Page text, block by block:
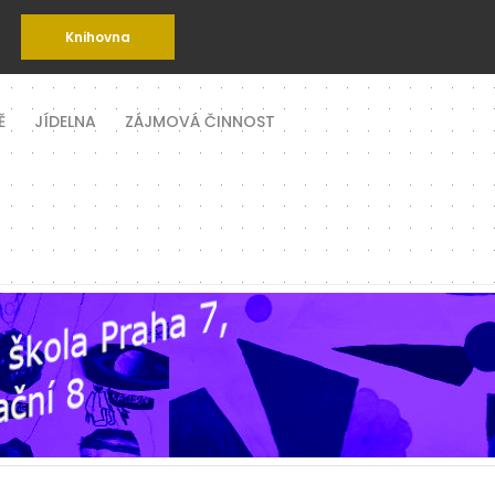
Knihovna
JÍDELNA ZÁJMOVÁ ČINNOST